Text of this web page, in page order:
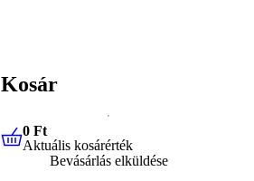
Kosár
0 FtAktuális kosárérték
0 Ft
Aktuális kosárérték
Bevásárlás elküldése